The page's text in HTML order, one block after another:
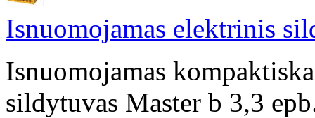
Isnuomojamas elektrinis
Isnuomojamas
sildytuvas Master b 3,3